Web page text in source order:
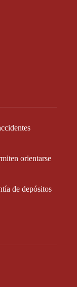
orientarse
de depósitos